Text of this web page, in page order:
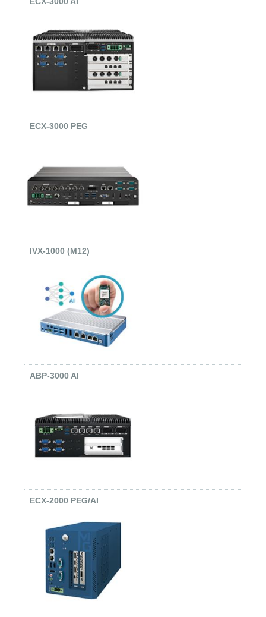
ECX-3000 PEG
IVX-1000 (M12)
ABP-3000 AI
ECX-2000 PEG/AI